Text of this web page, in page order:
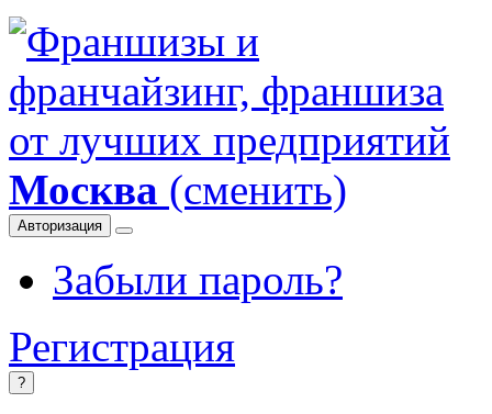
Москва (сменить)
Авторизация
Забыли пароль?
Регистрация
?